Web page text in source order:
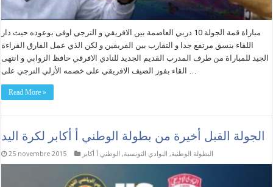
مباراة قمة الجولة 10 دربي العاصمة بين الافريقي و الترجي اوفى بوعوده حيث دار
اللقاء بنسق مرتفع جدا و التقارب بين الفريقين و لكن الذي عمل الفارق القراءة
الجيد للمباراة من طرف المدرب القديم الجديد للنادي الافرقي حافظ الزوابي و انتهى
القاء بفوز الضيف الافريقي على خصمه الأزلي الترجي على …
Read More »
الجولة القبل أخيرة من بطولة الوطني أ أكابر لكرة اليد
25 novembre 2015 البطولة الوطنية, النوادي التونسية, الوطني أ أكابر